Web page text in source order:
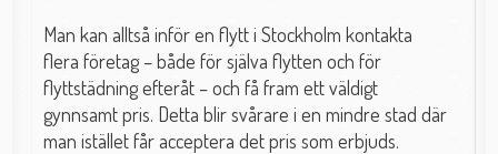
Man kan alltså inför en flytt i Stockholm kontakta
flera företag – både för själva flytten och för
flyttstädning efteråt – och få fram ett väldigt
gynnsamt pris. Detta blir svårare i en mindre stad där
man istället får acceptera det pris som erbjuds.